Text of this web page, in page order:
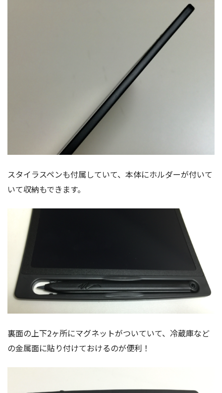
スタイラスペンも付属していて、本体にホルダーが付いて
いて収納もできます。
裏面の上下2ヶ所にマグネットがついていて、冷蔵庫など
の金属面に貼り付けておけるのが便利！